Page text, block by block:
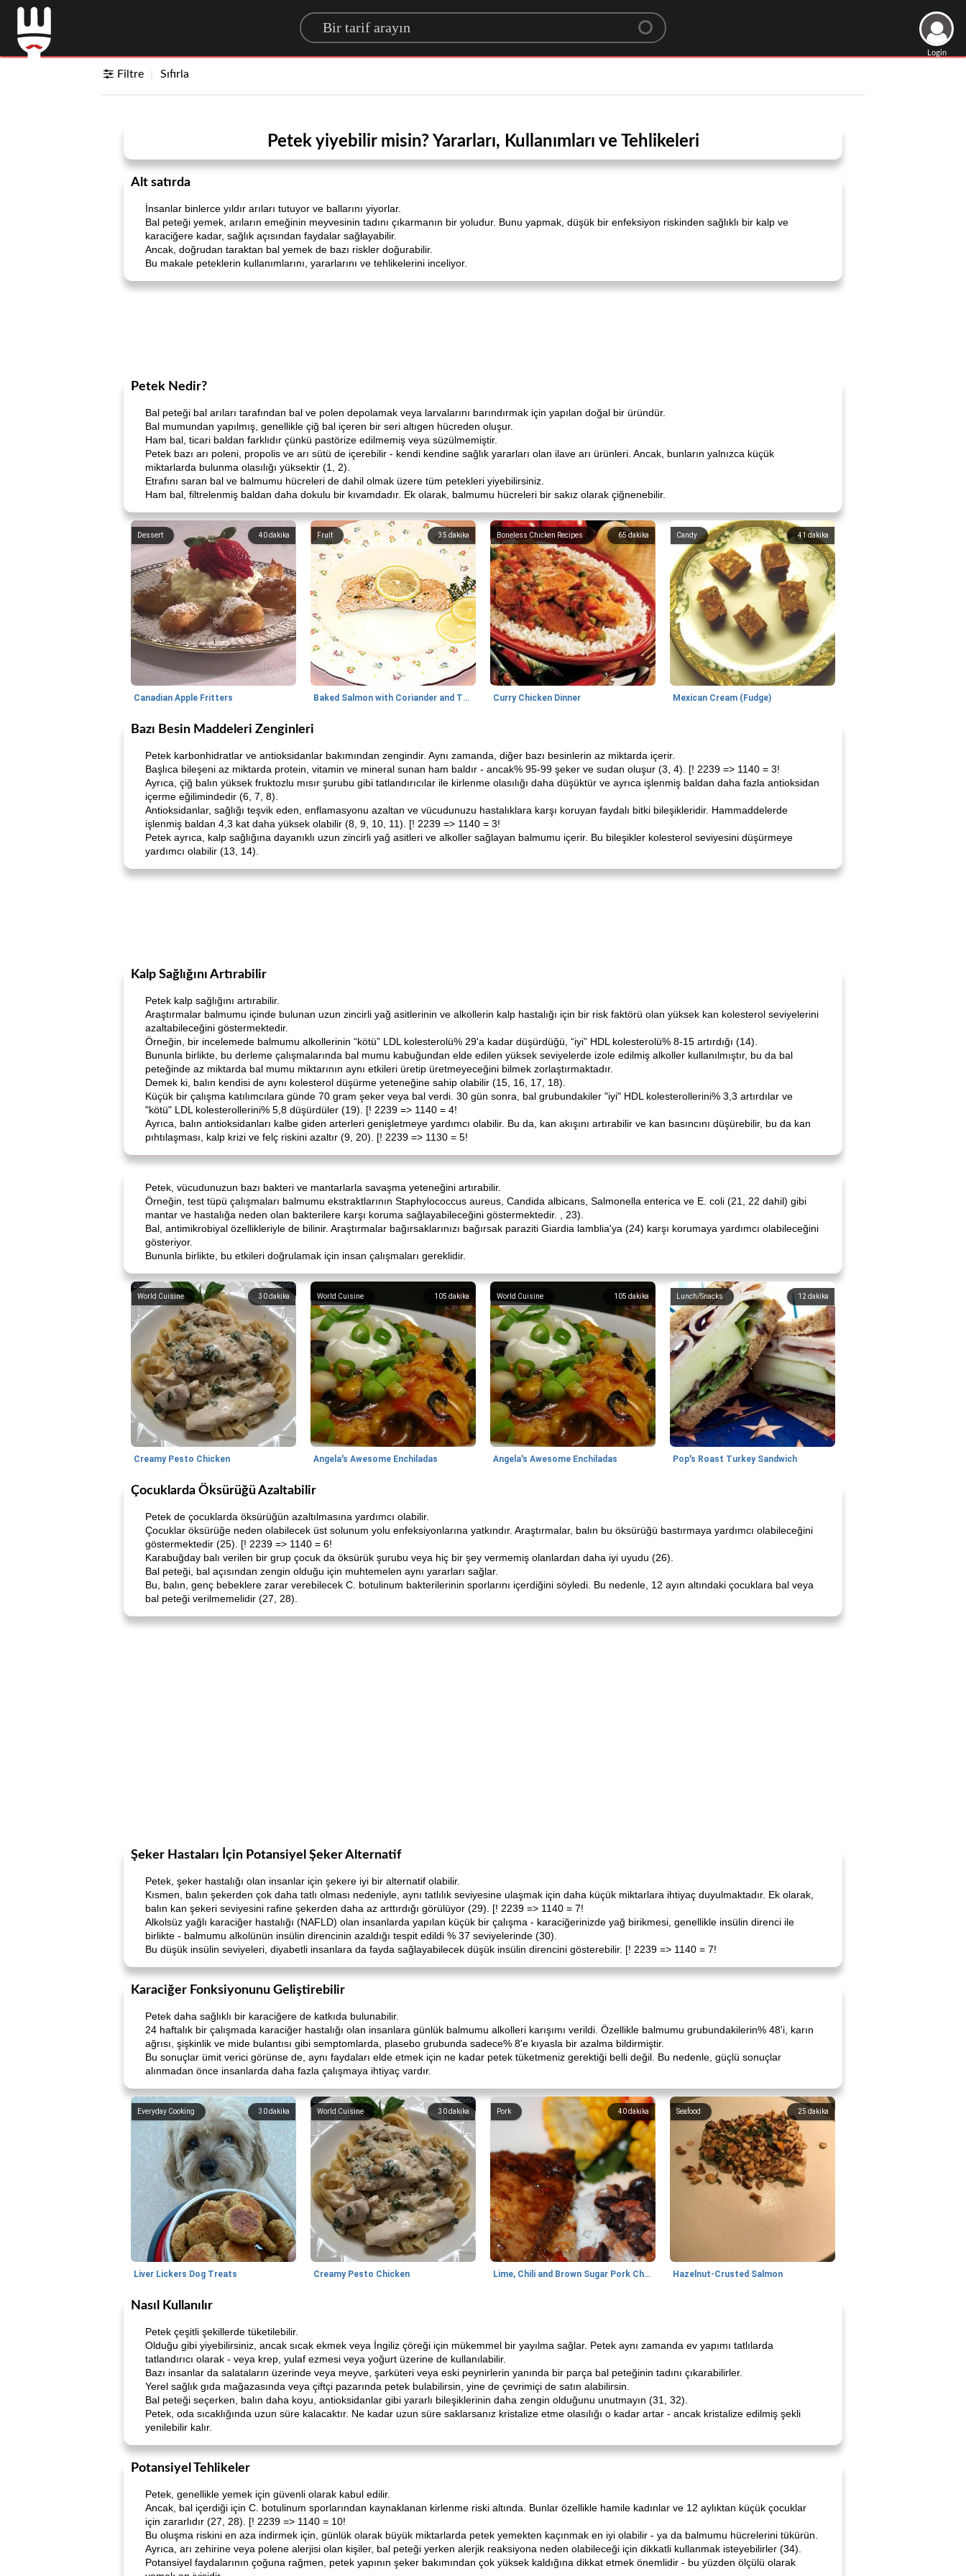
Search for a recipe
Login
Filtre Sıfırla
Petek yiyebilir misin? Yararları, Kullanımları ve Tehlikeleri
Alt satırda
İnsanlar binlerce yıldır arıları tutuyor ve ballarını yiyorlar.
Bal peteği yemek, arıların emeğinin meyvesinin tadını çıkarmanın bir yoludur. Bunu yapmak, düşük bir enfeksiyon riskinden sağlıklı bir kalp ve
karaciğere kadar, sağlık açısından faydalar sağlayabilir.
Ancak, doğrudan taraktan bal yemek de bazı riskler doğurabilir.
Bu makale peteklerin kullanımlarını, yararlarını ve tehlikelerini inceliyor.
Petek Nedir?
Bal peteği bal arıları tarafından bal ve polen depolamak veya larvalarını barındırmak için yapılan doğal bir üründür.
Bal mumundan yapılmış, genellikle çiğ bal içeren bir seri altıgen hücreden oluşur.
Ham bal, ticari baldan farklıdır çünkü pastörize edilmemiş veya süzülmemiştir.
Petek bazı arı poleni, propolis ve arı sütü de içerebilir - kendi kendine sağlık yararları olan ilave arı ürünleri. Ancak, bunların yalnızca küçük
miktarlarda bulunma olasılığı yüksektir (1, 2).
Etrafını saran bal ve balmumu hücreleri de dahil olmak üzere tüm petekleri yiyebilirsiniz.
Ham bal, filtrelenmiş baldan daha dokulu bir kıvamdadır. Ek olarak, balmumu hücreleri bir sakız olarak çiğnenebilir.
40dakika
Dessert
Canadian Apple Fritters
35 dakika
Fruit
Baked Salmon with Coriander and Thyme
65 dakika
Boneless Chicken Recipes
Curry Chicken Dinner
41 dakika
Candy
Mexican Cream (Fudge)
Bazı Besin Maddeleri Zenginleri
Petek karbonhidratlar ve antioksidanlar bakımından zengindir. Aynı zamanda, diğer bazı besinlerin az miktarda içerir.
Başlıca bileşeni az miktarda protein, vitamin ve mineral sunan ham baldır - ancak% 95-99 şeker ve sudan oluşur (3, 4). [! 2239 => 1140 = 3!
Ayrıca, çiğ balın yüksek fruktozlu mısır şurubu gibi tatlandırıcılar ile kirlenme olasılığı daha düşüktür ve ayrıca işlenmiş baldan daha fazla antioksidan
içerme eğilimindedir (6, 7, 8).
Antioksidanlar, sağlığı teşvik eden, enflamasyonu azaltan ve vücudunuzu hastalıklara karşı koruyan faydalı bitki bileşikleridir. Hammaddelerde
işlenmiş baldan 4,3 kat daha yüksek olabilir (8, 9, 10, 11). [! 2239 => 1140 = 3!
Petek ayrıca, kalp sağlığına dayanıklı uzun zincirli yağ asitleri ve alkoller sağlayan balmumu içerir. Bu bileşikler kolesterol seviyesini düşürmeye
yardımcı olabilir (13, 14).
Kalp Sağlığını Artırabilir
Petek kalp sağlığını artırabilir.
Araştırmalar balmumu içinde bulunan uzun zincirli yağ asitlerinin ve alkollerin kalp hastalığı için bir risk faktörü olan yüksek kan kolesterol seviyelerini
azaltabileceğini göstermektedir.
Örneğin, bir incelemede balmumu alkollerinin “kötü” LDL kolesterolü% 29'a kadar düşürdüğü, “iyi” HDL kolesterolü% 8-15 artırdığı (14).
Bununla birlikte, bu derleme çalışmalarında bal mumu kabuğundan elde edilen yüksek seviyelerde izole edilmiş alkoller kullanılmıştır, bu da bal
peteğinde az miktarda bal mumu miktarının aynı etkileri üretip üretmeyeceğini bilmek zorlaştırmaktadır.
Demek ki, balın kendisi de aynı kolesterol düşürme yeteneğine sahip olabilir (15, 16, 17, 18).
Küçük bir çalışma katılımcılara günde 70 gram şeker veya bal verdi. 30 gün sonra, bal grubundakiler "iyi" HDL kolesterollerini% 3,3 artırdılar ve
"kötü" LDL kolesterollerini% 5,8 düşürdüler (19). [! 2239 => 1140 = 4!
Ayrıca, balın antioksidanları kalbe giden arterleri genişletmeye yardımcı olabilir. Bu da, kan akışını artırabilir ve kan basıncını düşürebilir, bu da kan
pıhtılaşması, kalp krizi ve felç riskini azaltır (9, 20). [! 2239 => 1130 = 5!
Petek, vücudunuzun bazı bakteri ve mantarlarla savaşma yeteneğini artırabilir.
Örneğin, test tüpü çalışmaları balmumu ekstraktlarının Staphylococcus aureus, Candida albicans, Salmonella enterica ve E. coli (21, 22 dahil) gibi
mantar ve hastalığa neden olan bakterilere karşı koruma sağlayabileceğini göstermektedir. , 23).
Bal, antimikrobiyal özellikleriyle de bilinir. Araştırmalar bağırsaklarınızı bağırsak paraziti Giardia lamblia'ya (24) karşı korumaya yardımcı olabileceğini
gösteriyor.
Bununla birlikte, bu etkileri doğrulamak için insan çalışmaları gereklidir.
30dakika
World Cuisine
Creamy Pesto Chicken
105 dakika
World Cuisine
Angela's Awesome Enchiladas
105 dakika
World Cuisine
Angela's Awesome Enchiladas
12 dakika
Lunch/Snacks
Pop's Roast Turkey Sandwich
Çocuklarda Öksürüğü Azaltabilir
Petek de çocuklarda öksürüğün azaltılmasına yardımcı olabilir.
Çocuklar öksürüğe neden olabilecek üst solunum yolu enfeksiyonlarına yatkındır. Araştırmalar, balın bu öksürüğü bastırmaya yardımcı olabileceğini
göstermektedir (25). [! 2239 => 1140 = 6!
Karabuğday balı verilen bir grup çocuk da öksürük şurubu veya hiç bir şey vermemiş olanlardan daha iyi uyudu (26).
Bal peteği, bal açısından zengin olduğu için muhtemelen aynı yararları sağlar.
Bu, balın, genç bebeklere zarar verebilecek C. botulinum bakterilerinin sporlarını içerdiğini söyledi. Bu nedenle, 12 ayın altındaki çocuklara bal veya
bal peteği verilmemelidir (27, 28).
Şeker Hastaları İçin Potansiyel Şeker Alternatif
Petek, şeker hastalığı olan insanlar için şekere iyi bir alternatif olabilir.
Kısmen, balın şekerden çok daha tatlı olması nedeniyle, aynı tatlılık seviyesine ulaşmak için daha küçük miktarlara ihtiyaç duyulmaktadır. Ek olarak,
balın kan şekeri seviyesini rafine şekerden daha az arttırdığı görülüyor (29). [! 2239 => 1140 = 7!
Alkolsüz yağlı karaciğer hastalığı (NAFLD) olan insanlarda yapılan küçük bir çalışma - karaciğerinizde yağ birikmesi, genellikle insülin direnci ile
birlikte - balmumu alkolünün insülin direncinin azaldığı tespit edildi % 37 seviyelerinde (30).
Bu düşük insülin seviyeleri, diyabetli insanlara da fayda sağlayabilecek düşük insülin direncini gösterebilir. [! 2239 => 1140 = 7!
Karaciğer Fonksiyonunu Geliştirebilir
Petek daha sağlıklı bir karaciğere de katkıda bulunabilir.
24 haftalık bir çalışmada karaciğer hastalığı olan insanlara günlük balmumu alkolleri karışımı verildi. Özellikle balmumu grubundakilerin% 48'i, karın
ağrısı, şişkinlik ve mide bulantısı gibi semptomlarda, plasebo grubunda sadece% 8'e kıyasla bir azalma bildirmiştir.
Bu sonuçlar ümit verici görünse de, aynı faydaları elde etmek için ne kadar petek tüketmeniz gerektiği belli değil. Bu nedenle, güçlü sonuçlar
alınmadan önce insanlarda daha fazla çalışmaya ihtiyaç vardır.
30dakika
Everyday Cooking
Liver Lickers Dog Treats
30dakika
World Cuisine
Creamy Pesto Chicken
40dakika
Pork
Lime, Chili and Brown Sugar Pork Chops
25 dakika
Seafood
Hazelnut-Crusted Salmon
Nasıl Kullanılır
Petek çeşitli şekillerde tüketilebilir.
Olduğu gibi yiyebilirsiniz, ancak sıcak ekmek veya İngiliz çöreği için mükemmel bir yayılma sağlar. Petek aynı zamanda ev yapımı tatlılarda
tatlandırıcı olarak - veya krep, yulaf ezmesi veya yoğurt üzerine de kullanılabilir.
Bazı insanlar da salataların üzerinde veya meyve, şarküteri veya eski peynirlerin yanında bir parça bal peteğinin tadını çıkarabilirler.
Yerel sağlık gıda mağazasında veya çiftçi pazarında petek bulabilirsin, yine de çevrimiçi de satın alabilirsin.
Bal peteği seçerken, balın daha koyu, antioksidanlar gibi yararlı bileşiklerinin daha zengin olduğunu unutmayın (31, 32).
Petek, oda sıcaklığında uzun süre kalacaktır. Ne kadar uzun süre saklarsanız kristalize etme olasılığı o kadar artar - ancak kristalize edilmiş şekli
yenilebilir kalır.
Potansiyel Tehlikeler
Petek, genellikle yemek için güvenli olarak kabul edilir.
Ancak, bal içerdiği için C. botulinum sporlarından kaynaklanan kirlenme riski altında. Bunlar özellikle hamile kadınlar ve 12 aylıktan küçük çocuklar
için zararlıdır (27, 28). [! 2239 => 1140 = 10!
Bu oluşma riskini en aza indirmek için, günlük olarak büyük miktarlarda petek yemekten kaçınmak en iyi olabilir - ya da balmumu hücrelerini tükürün.
Ayrıca, arı zehirine veya polene alerjisi olan kişiler, bal peteği yerken alerjik reaksiyona neden olabileceği için dikkatli kullanmak isteyebilirler (34).
Potansiyel faydalarının çoğuna rağmen, petek yapının şeker bakımından çok yüksek kaldığına dikkat etmek önemlidir - bu yüzden ölçülü olarak